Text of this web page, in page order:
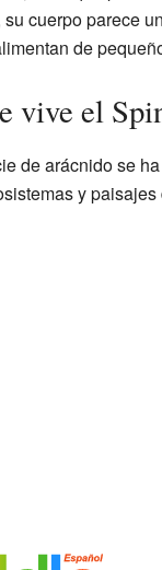
su cuerpo parece
de
vive el
de arácnido se
y paisajes